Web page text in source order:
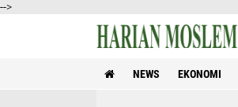
-->
NEWS EKONOMI